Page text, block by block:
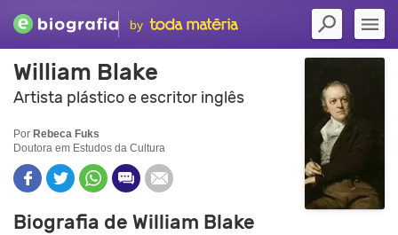
by
William Blake
Artista plástico e escritor inglês
Por Rebeca Fuks
Doutora em Estudos da Cultura
Biografia de William Blake